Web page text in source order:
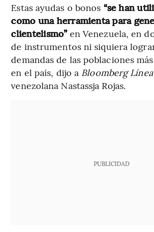
Estas ayudas o bonos “se han
como una herramienta para
clientelismo” en Venezuela, en
de instrumentos ni siquiera
demandas de las poblaciones
en el país, dijo a Bloomberg Línea
venezolana Nastassja Rojas.
PUBLICIDAD